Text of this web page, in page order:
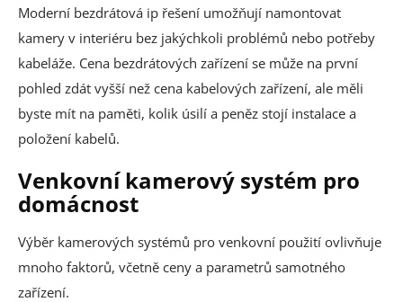
Moderní bezdrátová ip řešení umožňují namontovat
kamery v interiéru bez jakýchkoli problémů nebo potřeby
kabeláže. Cena bezdrátových zařízení se může na první
pohled zdát vyšší než cena kabelových zařízení, ale měli
byste mít na paměti, kolik úsilí a peněz stojí instalace a
položení kabelů.
Venkovní kamerový systém pro
domácnost
Výběr kamerových systémů pro venkovní použití ovlivňuje
mnoho faktorů, včetně ceny a parametrů samotného
zařízení.